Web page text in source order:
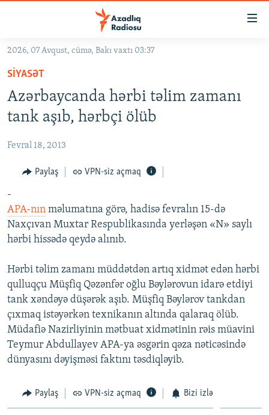
Əsas
qayıt
Əsas
naviqasiyaya
qayıt
Axtarışa
GÜNDƏM
#İZAHLA
KORRUPSIOMETR
#ƏSLINDƏ
FƏRQƏ BAX
QANUNI DOĞRU
MULTIMEDIA
VIDEO
İNFOQRAFIKA
KARIKATURA
RADIO ARXIV
AZƏRBAYCAN ƏDƏBIYYATI KITABXANASI
İSLAM VƏ DEMOKRATIYA
İZ - MƏDƏNIYYƏT PROQRAMI
MISSIYAMIZ
PEŞƏ ETIKASI VƏ JURNALISTIKA STANDARTLARIMIZ
MATERIALLARIMIZDAN ISTIFADƏ
AZADLIQRADIOSU MOBIL TELEFONUNUZDA
BIZIMLƏ ƏLAQƏ
XƏBƏR BÜLLETENLƏRIMIZ
BIZI IZLƏ
RFE/RL-in bütün saytları
2026, 07 Avqust, cümə, Bakı vaxtı 03:37
SIYASƏT
Azərbaycanda hərbi təlim zamanı
tank aşıb, hərbçi ölüb
Fevral 18, 2013
Paylaş VPN-siz açmaq
-
APA-nın məlumatına görə, hadisə fevralın 15-də
Naxçıvan Muxtar Respublikasında yerləşən «N» saylı
hərbi hissədə qeydə alınıb.
Hərbi təlim zamanı müddətdən artıq xidmət edən hərbi
qulluqçu Müşfiq Qəzənfər oğlu Bəylərovun idarə etdiyi
tank xəndəyə düşərək aşıb. Müşfiq Bəylərov tankdan
çıxmaq istəyərkən texnikanın altında qalaraq ölüb.
Müdafiə Nazirliyinin mətbuat xidmətinin rəis müavini
Teymur Abdullayev APA-ya əsgərin qəza nəticəsində
dünyasını dəyişməsi faktını təsdiqləyib.
Paylaş VPN-siz açmaq Bizi izlə